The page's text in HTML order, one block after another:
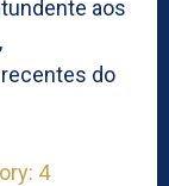
aos
do
4